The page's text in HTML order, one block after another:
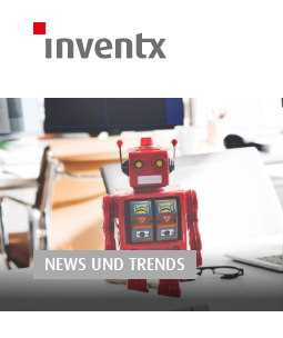
NEWS UND TRENDS